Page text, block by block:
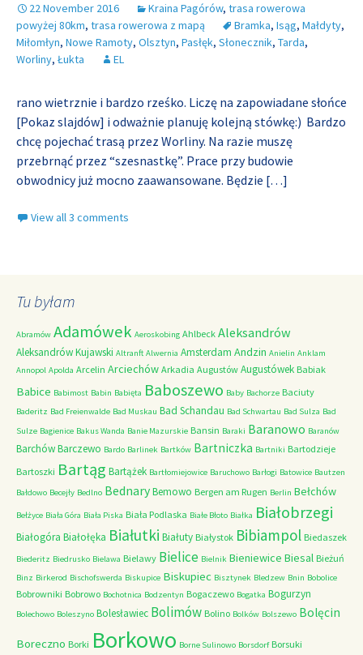
22 November 2016 Kraina Pagórów, trasa rowerowa
powyżej 80km, trasa rowerowa z mapą Bramka, Isąg, Małdyty,
Miłomłyn, Nowe Ramoty, Olsztyn, Pasłęk, Słonecznik, Tarda,
Worliny, Łukta EL
rano wietrznie i bardzo rześko. Liczę na zapowiadane słońce
[Pokaz slajdów] i odważnie planuję kolejną stówkę:) Bardzo
chcę pojechać trasą przez Worliny. Na razie muszę
przebrnąć przez “szesnastkę”. Prace przy budowie
obwodnicy już mocno zaawansowane. Będzie […]
View all 3 comments
Tu byłam
Abramów Adamówek Aeroskobing Ahlbeck Aleksandrów
Aleksandrów Kujawski Altranft Alwernia Amsterdam Andzin Anielin Anklam
Annopol Apolda Arcelin Arciechów Arkadia Augustów Augustówek Babiak
Babice Babimost Babin Babięta Baboszewo Baby Bachorze Baciuty
Baderitz Bad Freienwalde Bad Muskau Bad Schandau Bad Schwartau Bad Sulza Bad
Sulze Bagienice Bakus Wanda Banie Mazurskie Bansin Baraki Baranowo Baranów
BarchówBarczewo Bardo Barlinek Bartków Bartniczka Bartniki Bartodzieje
Bartoszki Bartąg Bartążek Bartłomiejowice Baruchowo Barłogi Batowice Bautzen
Bałdowo Becejły Bedlno BednaryBemowo Bergen am Rugen Berlin Bełchów
Bełżyce Biała Góra Biała Piska Biała Podlaska Białe Błoto Białka Białobrzegi
Białogóra Białołęka Białutki Białuty Białystok Bibiampol Biedaszek
Biederitz Biedrusko Bielawa Bielawy Bielice Bielnik Bieniewice Biesal Bieżuń
Binz Birkerod Bischofswerda Biskupice Biskupiec Bisztynek Bledzew Bnin Bobolice
Bobrowniki Bobrowo Bochotnica Bodzentyn Bogaczewo Bogatka Bogurzyn
Bolechowo Boleszyno Bolesławiec Bolimów Bolino Bolków Bolszewo Bolęcin
Boreczno Borki Borkowo Borne Sulinowo Borsdorf Borsuki